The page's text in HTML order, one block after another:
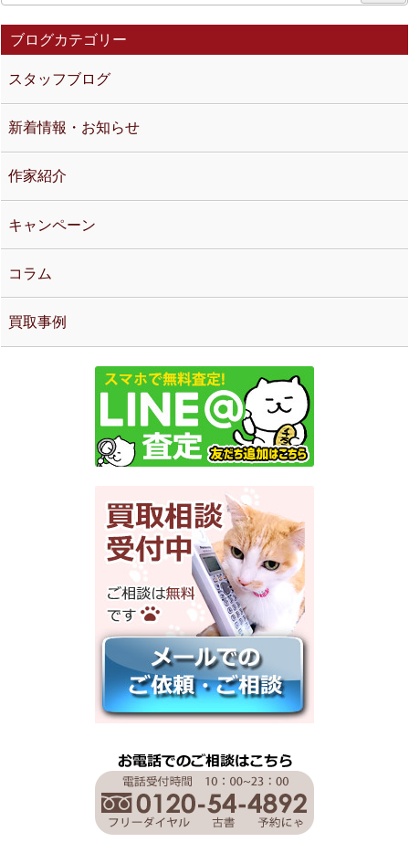
ブログカテゴリー
スタッフブログ
新着情報・お知らせ
作家紹介
キャンペーン
コラム
買取事例